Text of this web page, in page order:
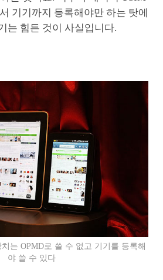
기기까지 등록해야만 하는 탓에
는 힘든 것이 사실입니다.
는 OPMD로 쓸 수 없고 기기를 등록해
야 쓸 수 있다